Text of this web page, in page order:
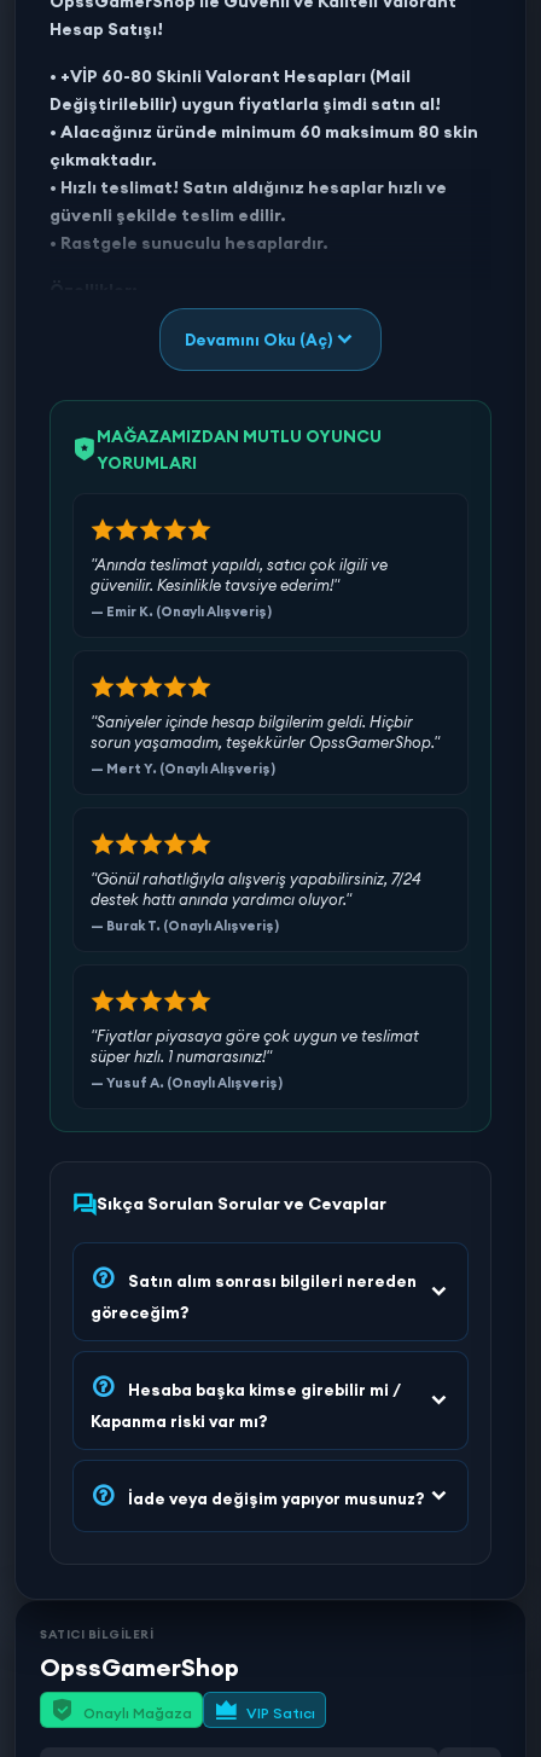
Hesap Satışı!
• +VİP 60-80 Skinli Valorant Hesapları (Mail
Değiştirilebilir) uygun fiyatlarla şimdi satın al!
• Alacağınız üründe minimum 60 maksimum 80 skin
çıkmaktadır.
• Hızlı teslimat! Satın aldığınız hesaplar hızlı ve
güvenli şekilde teslim edilir.
• Rastgele sunuculu hesaplardır.
•Skin sayısı: İlanda başlığında belirtilen skin sayısı
altında asla eksik skin çıkmamaktadır.
•Yükseltme: Hesaplarda yükseltmeler ve renk
değiştiricileri skin olarak sayılmaktadır.
•Tam erişim: Hesabın tüm bilgileri değiştirilebilir,
kendi adınıza alabilirsiniz.
•Kontrol Edilmiş Hesaplar: Tüm hesaplarımız
teslimat öncesi özenle kontrol edilip tarafınıza
iletilmektedir.
•Sorunsuz Oynayış: Diğer satıcılardan farkımız
Hesabıma biri girer mi sorularından kafanızı
satın alın!
Hesap bilgileri değişebildiği için teslimattan sonra
maili değişen olduğu için bu teslimat sonrası
Fırsatı kaçırma, hemen Valorant hesabı satın al ve
oyun keyfini zirveye taşı! OpssGamerShop
Devamını Oku (Aç)
MAĞAZAMIZDAN MUTLU OYUNCU
YORUMLARI
"Anında teslimat yapıldı, satıcı çok ilgili ve
güvenilir. Kesinlikle tavsiye ederim!"
— Emir K. (Onaylı Alışveriş)
"Saniyeler içinde hesap bilgilerim geldi. Hiçbir
sorun yaşamadım, teşekkürler OpssGamerShop."
— Mert Y. (Onaylı Alışveriş)
"Gönül rahatlığıyla alışveriş yapabilirsiniz, 7/24
destek hattı anında yardımcı oluyor."
— Burak T. (Onaylı Alışveriş)
"Fiyatlar piyasaya göre çok uygun ve teslimat
süper hızlı. 1 numarasınız!"
— Yusuf A. (Onaylı Alışveriş)
Sıkça Sorulan Sorular ve Cevaplar
Satın alım sonrası bilgileri nereden
göreceğim?
Hesaba başka kimse girebilir mi /
Kapanma riski var mı?
İade veya değişim yapıyor musunuz?
SATICI BİLGİLERİ
OpssGamerShop
Onaylı Mağaza VIP Satıcı